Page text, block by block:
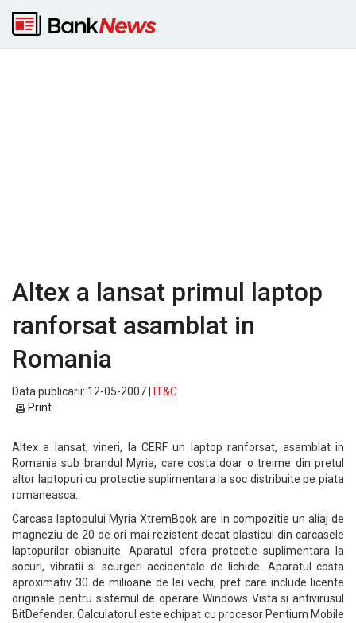
Altex a lansat primul laptop
ranforsat asamblat in
Romania
Data publicarii: 12-05-2007 |
IT&C
Print
Altex a lansat, vineri, la CERF un laptop ranforsat, asamblat in
Romania sub brandul Myria, care costa doar o treime din pretul
altor laptopuri cu protectie suplimentara la soc distribuite pe piata
romaneasca.
Carcasa laptopului Myria XtremBook are in compozitie un aliaj de
magneziu de 20 de ori mai rezistent decat plasticul din carcasele
laptopurilor obisnuite. Aparatul ofera protectie suplimentara la
socuri, vibratii si scurgeri accidentale de lichide. Aparatul costa
aproximativ 30 de milioane de lei vechi, pret care include licente
originale pentru sistemul de operare Windows Vista si antivirusul
BitDefender. Calculatorul este echipat cu procesor Pentium Mobile